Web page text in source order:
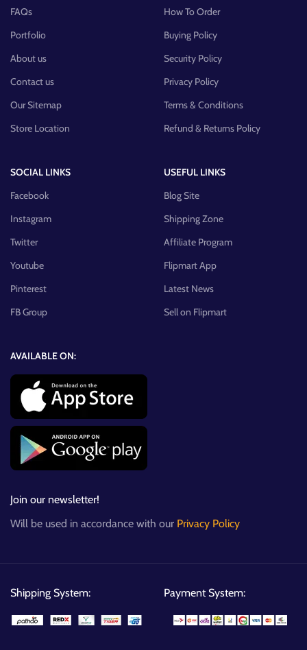
FAQs
Portfolio
About us
Contact us
Our Sitemap
Store Location
How To Order
Buying Policy
Security Policy
Privacy Policy
Terms & Conditions
Refund & Returns Policy
SOCIAL LINKS
Facebook
Instagram
Twitter
Youtube
Pinterest
FB Group
USEFUL LINKS
Blog Site
Shipping Zone
Affiliate Program
Flipmart App
Latest News
Sell on Flipmart
AVAILABLE ON:
Join our newsletter!
Will be used in accordance with our Privacy Policy
Shipping System: Payment System: